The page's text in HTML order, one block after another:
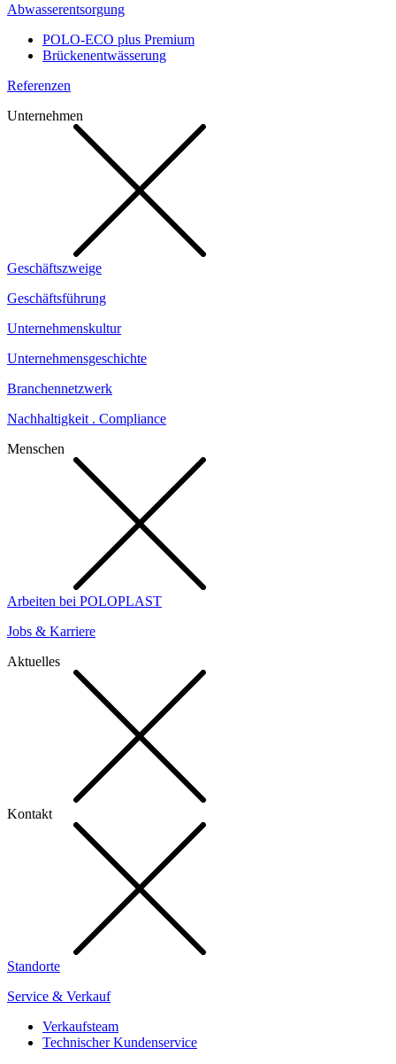
Abwasserentsorgung
POLO-ECO plus Premium
Brückenentwässerung
Referenzen
Unternehmen
Geschäftszweige
Geschäftsführung
Unternehmenskultur
Unternehmensgeschichte
Branchennetzwerk
Nachhaltigkeit . Compliance
Menschen
Arbeiten bei POLOPLAST
Jobs & Karriere
Aktuelles
Kontakt
Standorte
Service & Verkauf
Verkaufsteam
Technischer Kundenservice